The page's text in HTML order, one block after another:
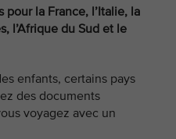
la France, l’Italie, la
l’Afrique du Sud et le
enfants, certains pays
des documents
voyagez avec un